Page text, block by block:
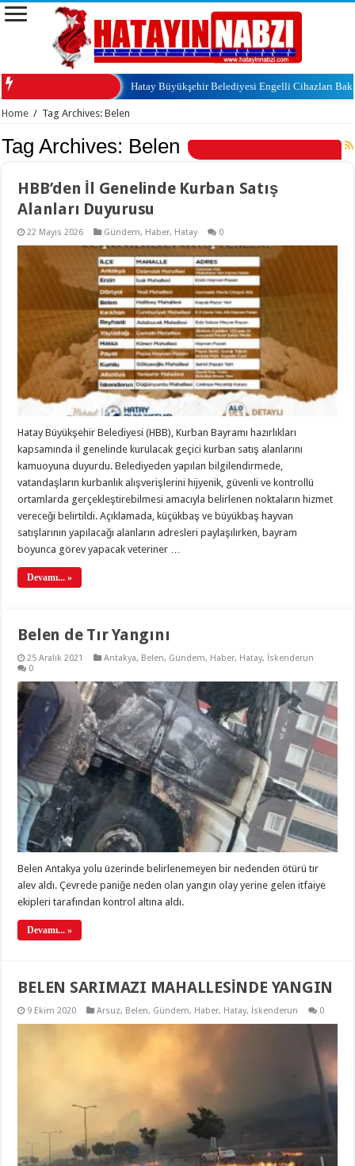
Hatay Büyükşehir Belediyesi Engelli Cihazları
Home / Tag Archives: Belen
Tag Archives: Belen
HBB’den İl Genelinde Kurban Satış
Alanları Duyurusu
22 Mayıs 2026 Gündem, Haber, Hatay 0
Hatay Büyükşehir Belediyesi (HBB), Kurban Bayramı hazırlıkları
kapsamında il genelinde kurulacak geçici kurban satış alanlarını
kamuoyuna duyurdu. Belediyeden yapılan bilgilendirmede,
vatandaşların kurbanlık alışverişlerini hijyenik, güvenli ve kontrollü
ortamlarda gerçekleştirebilmesi amacıyla belirlenen noktaların hizmet
vereceği belirtildi. Açıklamada, küçükbaş ve büyükbaş hayvan
satışlarının yapılacağı alanların adresleri paylaşılırken, bayram
boyunca görev yapacak veteriner …
Devamı... »
Belen de Tır Yangını
25 Aralık 2021 Antakya, Belen, Gündem, Haber, Hatay, İskenderun
0
Belen Antakya yolu üzerinde belirlenemeyen bir nedenden ötürü tır
alev aldı. Çevrede paniğe neden olan yangın olay yerine gelen itfaiye
ekipleri tarafından kontrol altına aldı.
Devamı... »
BELEN SARIMAZI MAHALLESİNDE YANGIN
9 Ekim 2020 Arsuz, Belen, Gündem, Haber, Hatay, İskenderun 0